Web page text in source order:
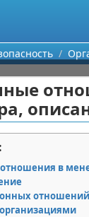
в
отношений